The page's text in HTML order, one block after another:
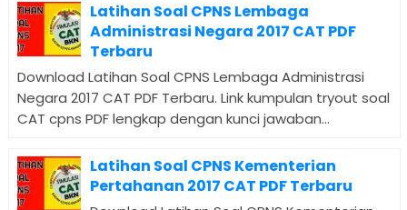
Latihan Soal CPNS Lembaga
Administrasi Negara 2017 CAT PDF
Terbaru
Download Latihan Soal CPNS Lembaga Administrasi
Negara 2017 CAT PDF Terbaru. Link kumpulan tryout soal
CAT cpns PDF lengkap dengan kunci jawaban...
Latihan Soal CPNS Kementerian
Pertahanan 2017 CAT PDF Terbaru